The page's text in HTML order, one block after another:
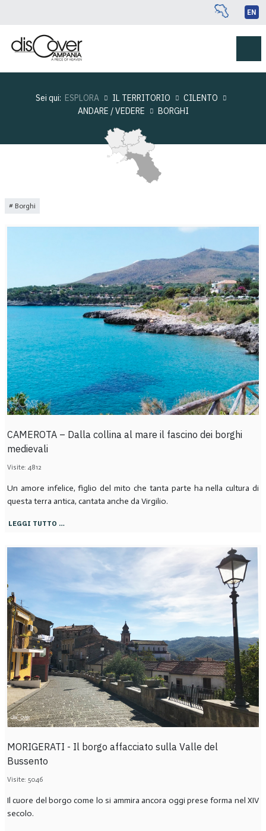
EN
Sei qui: ESPLORA IL TERRITORIO
CILENTO
ANDARE / VEDERE
BORGHI
Borghi
CAMEROTA – Dalla collina al mare il fascino dei borghi
medievali
Visite: 4812
Un amore infelice, figlio del mito che tanta parte ha nella cultura di
questa terra antica, cantata anche da Virgilio.
LEGGI TUTTO …
MORIGERATI - Il borgo affacciato sulla Valle del
Bussento
Visite: 5046
Il cuore del borgo come lo si ammira ancora oggi prese forma nel XIV
secolo.